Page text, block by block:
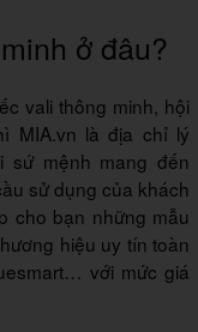
ở đâu?
vali thông minh, hội
MIA.vn là địa chỉ lý
sứ mệnh mang đến
sử dụng của khách
cho bạn những mẫu
hiệu uy tín toàn
với mức giá